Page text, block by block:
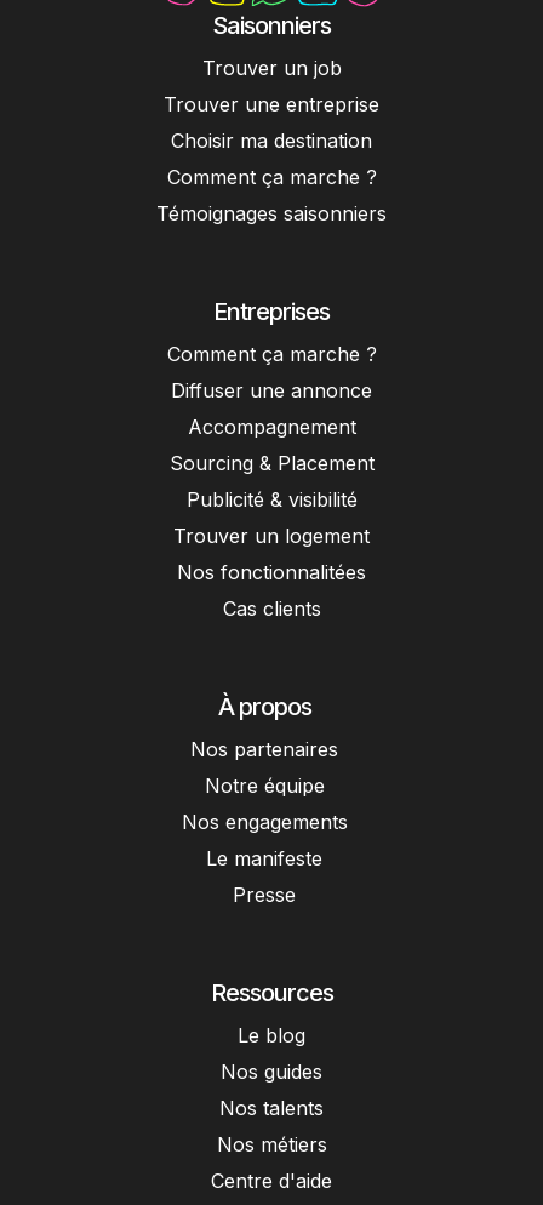
Saisonniers
Trouver un job
Trouver une entreprise
Choisir ma destination
Comment ça marche ?
Témoignages saisonniers
Entreprises
Comment ça marche ?
Diffuser une annonce
Accompagnement
Sourcing & Placement
Publicité & visibilité
Trouver un logement
Nos fonctionnalitées
Cas clients
À propos
Nos partenaires
Notre équipe
Nos engagements
Le manifeste
Presse
Ressources
Le blog
Nos guides
Nos talents
Nos métiers
Centre d'aide